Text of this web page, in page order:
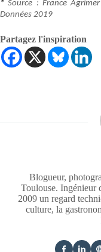
* Source : France
Données 2019
Partagez l'inspiration
Blogueur,
Toulouse. Ingénieur
2009 un regard
culture, la